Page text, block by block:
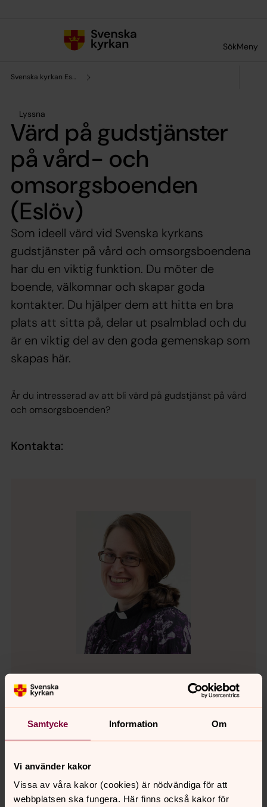
Samtycke Information Om
Vi använder kakor
Vissa av våra kakor (cookies) är nödvändiga för att
webbplatsen ska fungera. Här finns också kakor för
SökMeny
Svenska kyrkan Eslöv
Lyssna
Värd på gudstjänster
på vård- och
omsorgsboenden
(Eslöv)
Som ideell värd vid Svenska kyrkans
gudstjänster på vård och omsorgsboendena
har du en viktig funktion. Du möter de
boende, välkomnar och skapar goda
kontakter. Du hjälper dem att hitta en bra
plats att sitta på, delar ut psalmblad och du
är en viktig del av den goda gemenskap som
skapas här.
Är du intresserad av att bli värd på gudstjänst på vård
och omsorgsboenden?
Kontakta:
Marie Linde
Präst, Svenska kyrkan Eslöv
Direkt:
E-post:marie.linde@svenskakyrkan.se